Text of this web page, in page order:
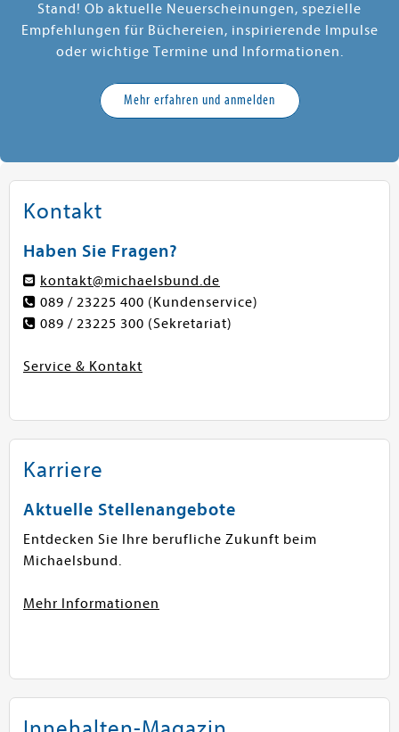
Stand! Ob aktuelle Neuerscheinungen, spezielle
Empfehlungen für Büchereien, inspirierende Impulse
oder wichtige Termine und Informationen.
Mehr erfahren und anmelden
Kontakt
Haben Sie Fragen?
kontakt@michaelsbund.de
089 / 23225 400 (Kundenservice)
089 / 23225 300 (Sekretariat)
Service & Kontakt
Karriere
Aktuelle Stellenangebote
Entdecken Sie Ihre berufliche Zukunft beim
Michaelsbund.
Mehr Informationen